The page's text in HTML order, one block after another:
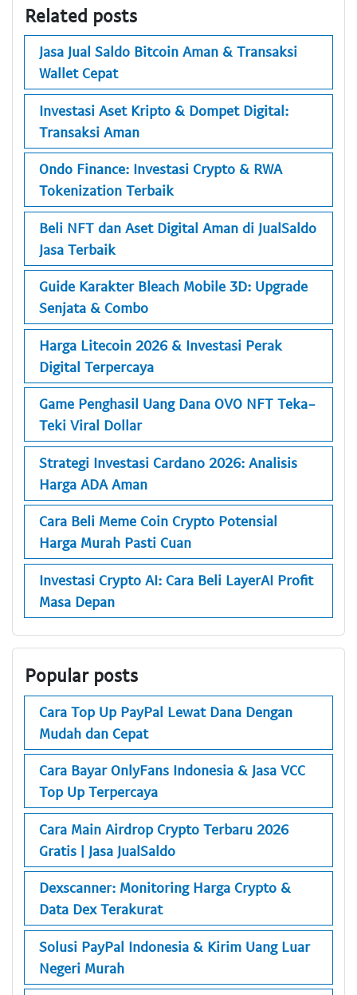
Related posts
Jasa Jual Saldo Bitcoin Aman & Transaksi
Wallet Cepat
Investasi Aset Kripto & Dompet Digital:
Transaksi Aman
Ondo Finance: Investasi Crypto & RWA
Tokenization Terbaik
Beli NFT dan Aset Digital Aman di JualSaldo
Jasa Terbaik
Guide Karakter Bleach Mobile 3D: Upgrade
Senjata & Combo
Harga Litecoin 2026 & Investasi Perak
Digital Terpercaya
Game Penghasil Uang Dana OVO NFT Teka-
Teki Viral Dollar
Strategi Investasi Cardano 2026: Analisis
Harga ADA Aman
Cara Beli Meme Coin Crypto Potensial
Harga Murah Pasti Cuan
Investasi Crypto AI: Cara Beli LayerAI Profit
Masa Depan
Popular posts
Cara Top Up PayPal Lewat Dana Dengan
Mudah dan Cepat
Cara Bayar OnlyFans Indonesia & Jasa VCC
Top Up Terpercaya
Cara Main Airdrop Crypto Terbaru 2026
Gratis | Jasa JualSaldo
Dexscanner: Monitoring Harga Crypto &
Data Dex Terakurat
Solusi PayPal Indonesia & Kirim Uang Luar
Negeri Murah